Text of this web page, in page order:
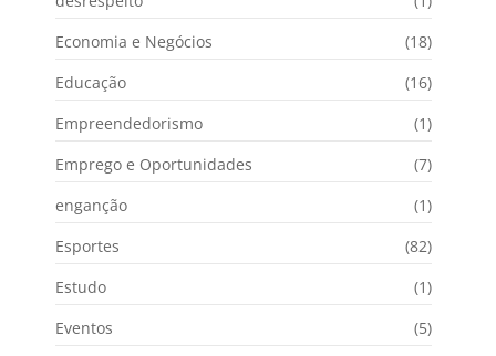
Economia e Negócios
(18)
Educação
(16)
Empreendedorismo
(1)
Emprego e Oportunidades
(7)
enganção
(1)
Esportes
(82)
Estudo
(1)
Eventos
(5)